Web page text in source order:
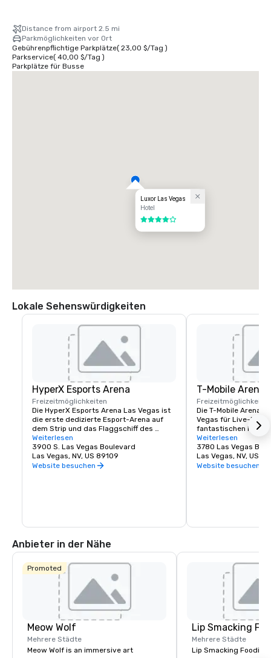
Distance from airport 2.5 mi
Parkmöglichkeiten vor Ort
Gebührenpflichtige Parkplätze( 23,00 $/Tag )
Parkservice( 40,00 $/Tag )
Parkplätze für Busse
Luxor Las Vegas
Hotel
4 von 5
Lokale Sehenswürdigkeiten
HyperX Esports Arena
Freizeitmöglichkeiten
Die HyperX Esports Arena Las Vegas ist
die erste dedizierte Esport-Arena auf
dem Strip und das Flaggschiff des
globalen Immobiliennetzwerks von Allied
Esports in Nordamerika, Europa und
China. Die hochmoderne Arena ist nicht
nur ein erstklassiges Meisterschaftsziel
Veranstaltungsort verfügt über zwei
eine Retro-Videospiel-Lounge.
Weiterlesen
3900 S. Las Vegas Boulevard
Las Vegas, NV, US 89109
Website besuchen
T-Mobile Arena
Freizeitmöglichkeiten
Die T-Mobile Arena
Vegas für Live-
fantastischen
spannenden
setzt einen neuen
Unterhaltung in der
sie am besten kann.
Konzerten.
Weiterlesen
3780 Las Vegas
Las Vegas, NV, US
Website besuchen
Anbieter in der Nähe
Promoted
Meow Wolf
Mehrere Städte
Meow Wolf is an immersive art
Lip Smacking
Mehrere Städte
Lip Smacking Foodie